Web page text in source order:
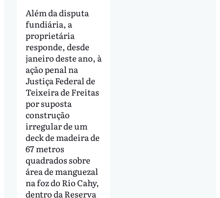
Além da disputa
fundiária, a
proprietária
responde, desde
janeiro deste ano, à
ação penal na
Justiça Federal de
Teixeira de Freitas
por suposta
construção
irregular de um
deck de madeira de
67 metros
quadrados sobre
área de manguezal
na foz do Rio Cahy,
dentro da Reserva